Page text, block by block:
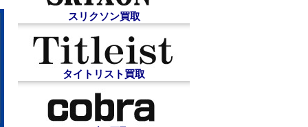
スリクソン買取
タイトリスト買取